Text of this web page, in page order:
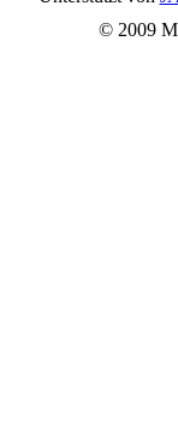
© 2009